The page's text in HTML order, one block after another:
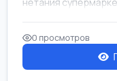
0 просмотров